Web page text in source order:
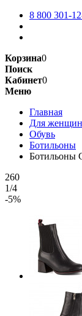
8 800 301-
Корзина0
Поиск
Кабинет0
Меню
Главная
Для женщин
Обувь
Ботильоны
Ботильоны
260
1/4
-5%